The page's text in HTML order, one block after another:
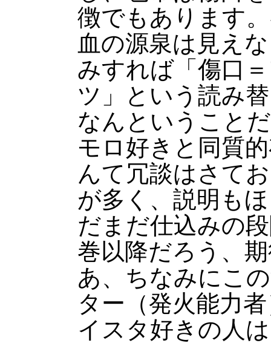
徴でもあります
血の源泉は見え
みすれば「傷口
ツ」という読
なんということ
モロ好きと同質
んて冗談はさて
が多く、説明も
だまだ仕込みの
巻以降だろう、
あ、ちなみにこ
ター（発火能力
イスタ好きの人